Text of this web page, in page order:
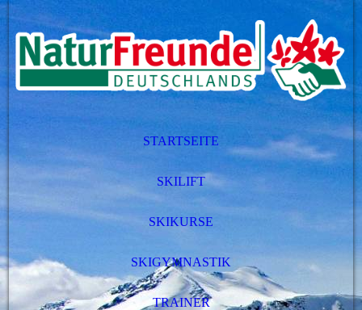
STARTSEITE
SKILIFT
SKIKURSE
SKIGYMNASTIK
TRAINER